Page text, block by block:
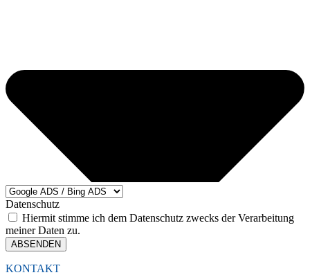
Datenschutz
Hiermit stimme ich dem Datenschutz zwecks der Verarbeitung
meiner Daten zu.
ABSENDEN
KONTAKT